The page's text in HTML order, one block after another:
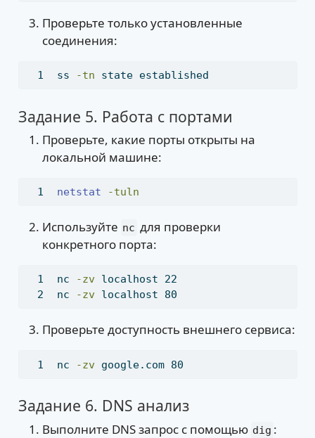
Проверьте только установленные
соединения:
ss -tn state established
Задание 5. Работа с портами
Проверьте, какие порты открыты на
локальной машине:
netstat -tuln
Используйте nc для проверки
конкретного порта:
nc -zv localhost 22
nc
-zv localhost 80
Проверьте доступность внешнего сервиса:
nc -zv google.com 80
Задание 6. DNS анализ
Выполните DNS запрос с помощью dig :